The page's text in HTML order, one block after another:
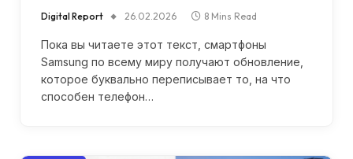
Digital Report 26.02.2026 8 Mins Read
Пока вы читаете этот текст, смартфоны
Samsung по всему миру получают обновление,
которое буквально переписывает то, на что
способен телефон…